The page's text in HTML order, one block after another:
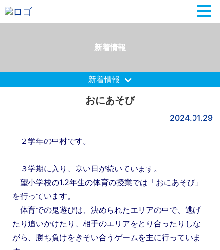
新着情報
新着情報
おにあそび
2024.01.29
２学年の中村です。
３学期に入り、寒い日が続いています。
望小学校の1.2年生の体育の授業では「おにあそび」
を行っています。
体育での鬼遊びは、決められたエリアの中で、逃げ
たり追いかけたり、相手のエリアをとり合ったりしな
がら、勝ち負けをきそい合うゲームを主に行っていま